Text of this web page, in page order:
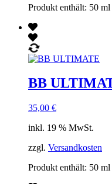
Produkt enthält: 50 ml
BB
35,00 €
inkl. 19 % MwSt.
zzgl. Versandkosten
Produkt enthält: 50 ml